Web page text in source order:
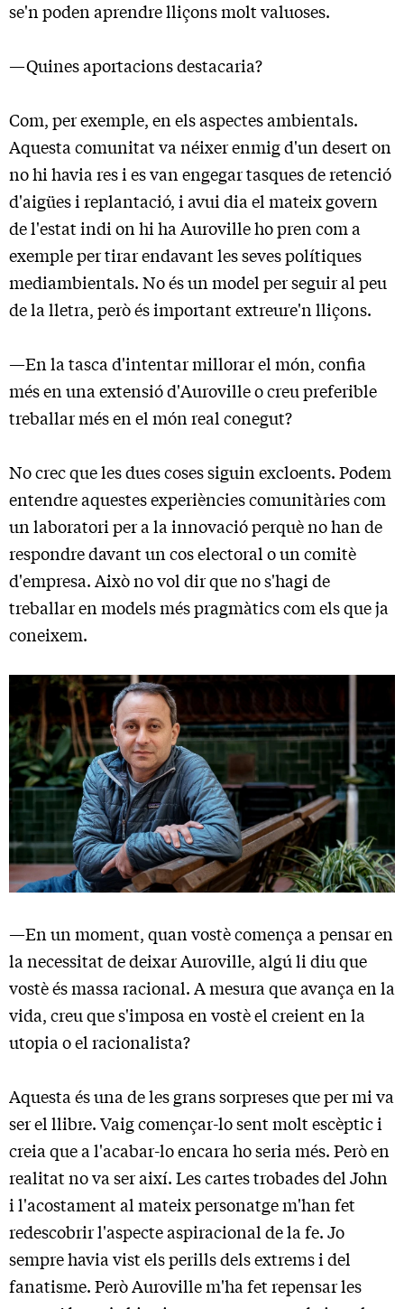
se'n poden aprendre lliçons molt valuoses.
—Quines aportacions destacaria?
Com, per exemple, en els aspectes ambientals.
Aquesta comunitat va néixer enmig d'un desert on
no hi havia res i es van engegar tasques de retenció
d'aigües i replantació, i avui dia el mateix govern
de l'estat indi on hi ha Auroville ho pren com a
exemple per tirar endavant les seves polítiques
mediambientals. No és un model per seguir al peu
de la lletra, però és important extreure'n lliçons.
—En la tasca d'intentar millorar el món, confia
més en una extensió d'Auroville o creu preferible
treballar més en el món real conegut?
No crec que les dues coses siguin excloents. Podem
entendre aquestes experiències comunitàries com
un laboratori per a la innovació perquè no han de
respondre davant un cos electoral o un comitè
d'empresa. Això no vol dir que no s'hagi de
treballar en models més pragmàtics com els que ja
coneixem.
—En un moment, quan vostè comença a pensar en
la necessitat de deixar Auroville, algú li diu que
vostè és massa racional. A mesura que avança en la
vida, creu que s'imposa en vostè el creient en la
utopia o el racionalista?
Aquesta és una de les grans sorpreses que per mi va
ser el llibre. Vaig començar-lo sent molt escèptic i
creia que a l'acabar-lo encara ho seria més. Però en
realitat no va ser així. Les cartes trobades del John
i l'acostament al mateix personatge m'han fet
redescobrir l'aspecte aspiracional de la fe. Jo
sempre havia vist els perills dels extrems i del
fanatisme. Però Auroville m'ha fet repensar les